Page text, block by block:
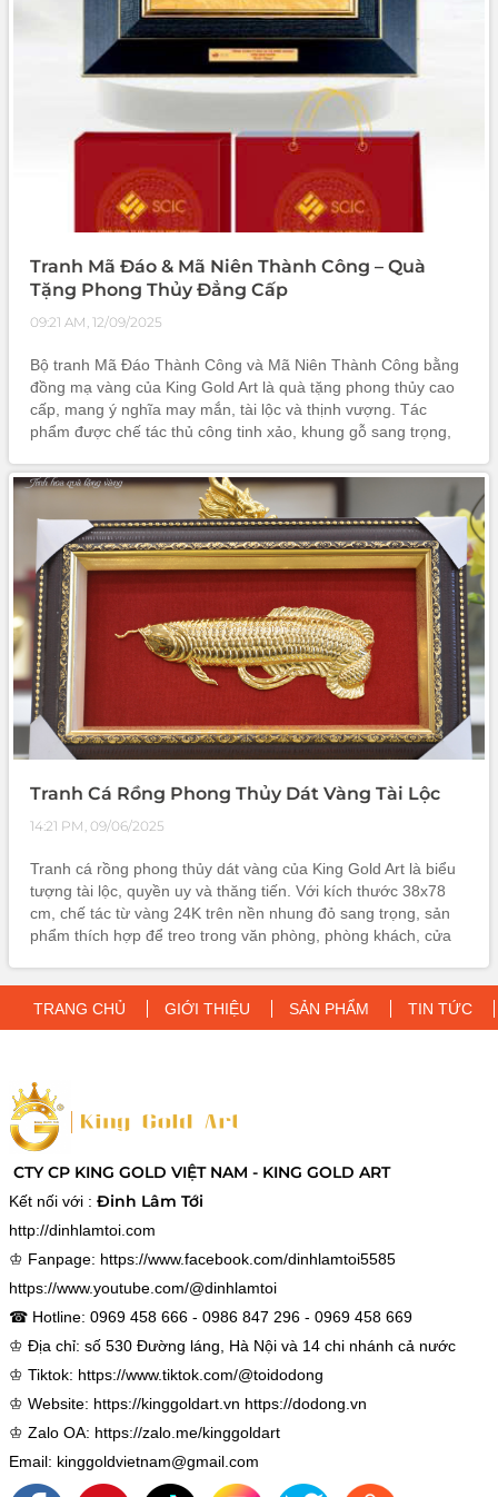
Tranh Mã Đáo & Mã Niên Thành Công – Quà
Tặng Phong Thủy Đẳng Cấp
09:21 AM, 12/09/2025
Bộ tranh Mã Đáo Thành Công và Mã Niên Thành Công bằng
đồng mạ vàng của King Gold Art là quà tặng phong thủy cao
cấp, mang ý nghĩa may mắn, tài lộc và thịnh vượng. Tác
phẩm được chế tác thủ công tinh xảo, khung gỗ sang trọng,
món quà lý tưởng để
Tranh Cá Rồng Phong Thủy Dát Vàng Tài Lộc
14:21 PM, 09/06/2025
Tranh cá rồng phong thủy dát vàng của King Gold Art là biểu
tượng tài lộc, quyền uy và thăng tiến. Với kích thước 38x78
cm, chế tác từ vàng 24K trên nền nhung đỏ sang trọng, sản
phẩm thích hợp để treo trong văn phòng, phòng khách, cửa
TRANG CHỦ
GIỚI THIỆU SẢN PHẨM TIN TỨC
CTY CP KING GOLD VIỆT NAM - KING GOLD ART
Kết nối với : Đinh Lâm Tới
http://dinhlamtoi.com
♔ Fanpage: https://www.facebook.com/dinhlamtoi5585
https://www.youtube.com/@dinhlamtoi
☎ Hotline: 0969 458 666 - 0986 847 296 - 0969 458 669
♔ Địa chỉ: số 530 Đường láng, Hà Nội và 14 chi nhánh cả nước
♔ Tiktok: https://www.tiktok.com/@toidodong
♔ Website: https://kinggoldart.vn https://dodong.vn
♔ Zalo OA: https://zalo.me/kinggoldart
Email: kinggoldvietnam@gmail.com